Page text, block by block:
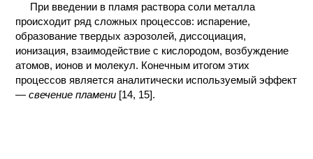
При введении в пламя раствора соли металла
происходит ряд сложных процессов: испарение,
образование твердых аэрозолей, диссоциация,
ионизация, взаимодействие с кислородом, возбуждение
атомов, ионов и молекул. Конечным итогом этих
процессов является аналитически используемый эффект
—свечение пламени [14, 15].